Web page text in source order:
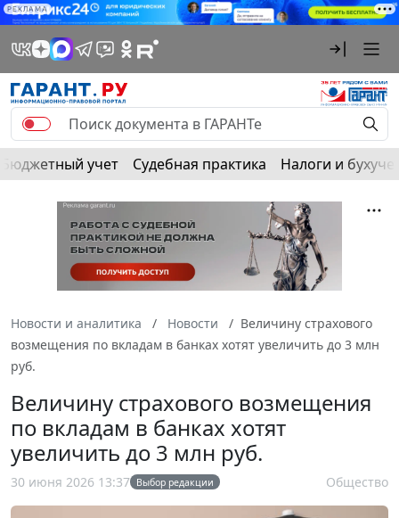
РЕКЛАМА
Бюджетный учет Судебная практика Налоги и
Новости и аналитика Новости
Величину страхового
возмещения по вкладам в банках хотят увеличить до 3 млн
руб.
Величину страхового возмещения
по вкладам в банках хотят
увеличить до 3 млн руб.
30 июня 2026 13:37 Выбор редакции Общество